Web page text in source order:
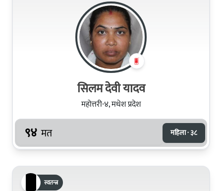
सिलम देवी यादव
महोत्तरी-४, मधेश प्रदेश
९४ मत महिला · ३८
स्वतन्त्र